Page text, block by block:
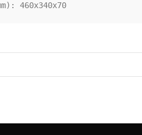
460x340x70